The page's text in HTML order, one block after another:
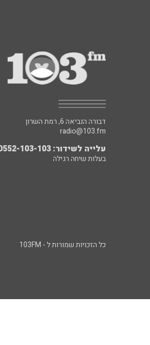
דבורה הנביאה 6, רמת השרון
radio@103.fm
עלייה לשידור: 0552-103-103
בעלות שיחה רגילה
כל הזכויות שמורות ל - 103FM